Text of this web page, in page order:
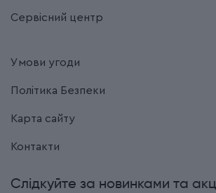
Сервісний центр
Умови угоди
Політика Безпеки
Карта сайту
Контакти
Слідкуйте за новинками та